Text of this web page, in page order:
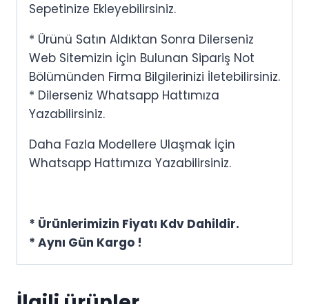
Sepetinize Ekleyebilirsiniz.
* Ürünü Satın Aldıktan Sonra Dilerseniz
Web Sitemizin İçin Bulunan Sipariş Not
Bölümünden Firma Bilgilerinizi İletebilirsiniz.
* Dilerseniz Whatsapp Hattımıza
Yazabilirsiniz.
Daha Fazla Modellere Ulaşmak İçin
Whatsapp Hattımıza Yazabilirsiniz.
* Ürünlerimizin Fiyatı Kdv Dahildir.
* Aynı Gün Kargo !